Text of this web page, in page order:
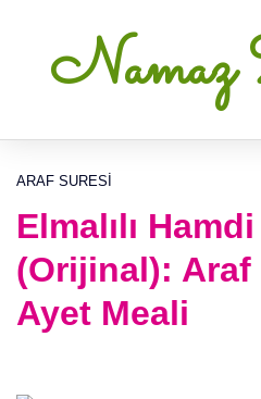
Namaz
ARAF SURESI
Elmalılı Hamdi
(Orijinal): Araf
Ayet Meali